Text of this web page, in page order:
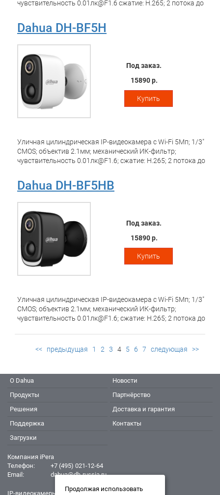
чувствительность 0.01лк@F1.6 сжатие: H.265; 2 потока до
обнаружение транспортных средств; ИК-подсветка до
15м, LED-подсветка до 20м; встроенные
°C до +60 °C; питание: 5В(DC); Литивая батарея: Емкость
20.44 Вт·ч;
Dahua DH-BF5H
Уличная цилиндрическая IP-видеокамера с Wi-Fi 5Мп; 1/3"
CMOS; объектив 2.1мм; механический ИК-фильтр;
чувствительность 0.01лк@F1.6; сжатие: H.265; 2 потока до
транспортных средств; ИК-подсветка 15м, LED-подсветка
до 10м; встроенные микрофон+динамик; MicroSD до
Под заказ.
15890 р.
Купить
Dahua DH-BF5HB
Уличная цилиндрическая IP-видеокамера с Wi-Fi 5Мп; 1/3"
CMOS; объектив 2.1мм; механический ИК-фильтр;
чувствительность 0.01лк@F1.6; сжатие: H.265; 2 потока до
транспортных средств; ИК-подсветка 15м, LED-подсветка
до 10м; встроенные микрофон+динамик; MicroSD до
512Гбайт; питание: 5В(DC); Wi-Fi 2.4ГГц
Под заказ.
15890 р.
Купить
<< предыдущая 1 2 3 4 5 6 7 следующая >>
О Dahua
Продукты
Решения
Поддержка
Загрузки
Новости
Партнёрство
Доставка и гарантия
Контакты
Компания iPera
Телефон:
+7 (495) 021-12-64
Email:
dahua@dh-russia.ru
IP-видеокамеры Dahua - Дахуа
Продолжая использовать